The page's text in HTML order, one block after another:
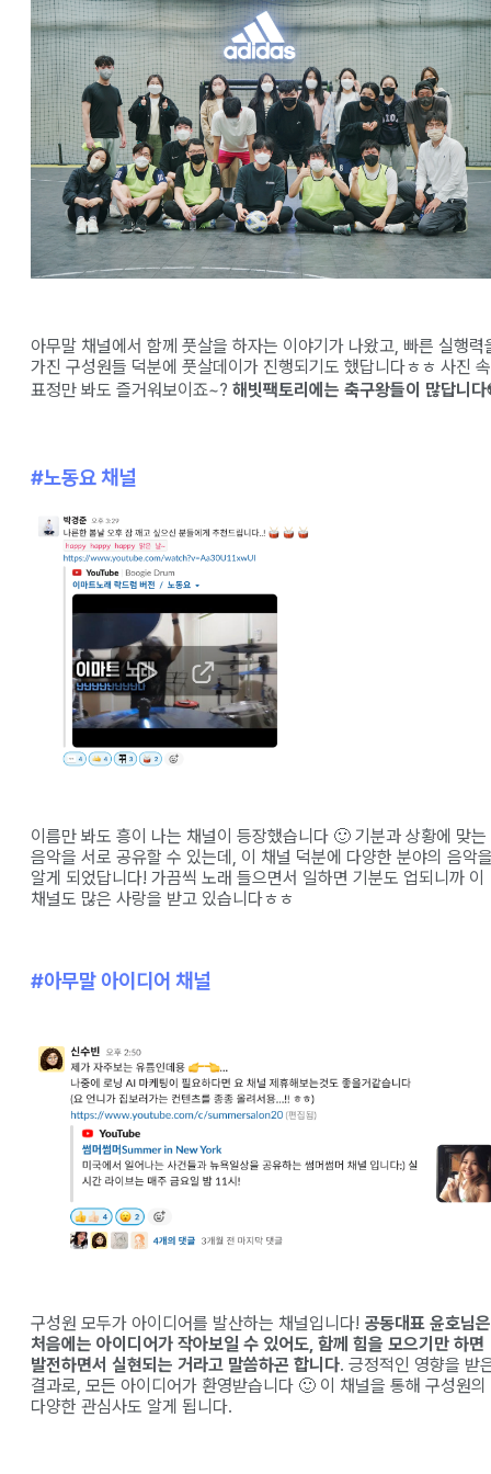
아무말 채널에서 함께 풋살을 하자는 이야기가 나왔고, 빠른 실행력
가진 구성원들 덕분에 풋살데이가 진행되기도 했답니다ㅎㅎ 사진 속
표정만 봐도 즐거워보이죠~? 해빗팩토리에는 축구왕들이 많답니다
#노동요 채널
이름만 봐도 흥이 나는 채널이 등장했습니다 🙂 기분과 상황에 맞는
음악을 서로 공유할 수 있는데, 이 채널 덕분에 다양한 분야의 음악
알게 되었답니다! 가끔씩 노래 들으면서 일하면 기분도 업되니까 이
채널도 많은 사랑을 받고 있습니다ㅎㅎ
#아무말 아이디어 채널
구성원 모두가 아이디어를 발산하는 채널입니다! 공동대표 윤호님은
처음에는 아이디어가 작아보일 수 있어도, 함께 힘을 모으기만 하면
발전하면서 실현되는 거라고 말씀하곤 합니다. 긍정적인 영향을 받
결과로, 모든 아이디어가 환영받습니다 🙂 이 채널을 통해 구성원의
다양한 관심사도 알게 됩니다.